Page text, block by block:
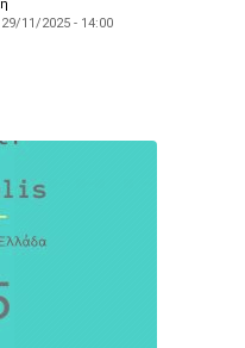
29/11/2025 - 14:00